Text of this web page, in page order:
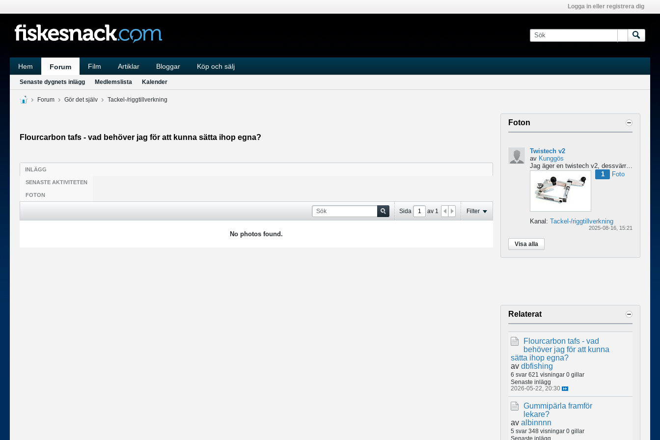
Logga in eller registrera dig
Hem Forum Film Artiklar Bloggar Köp och sälj
Senaste dygnets inlägg Medlemslista Kalender
Forum Gör det själv Tackel-/riggtillverkning
Flourcarbon tafs - vad behöver jag för att kunna sätta ihop egna?
INLÄGG
SENASTE AKTIVITETEN
FOTON
Sida av 1 Filter
No photos found.
Foton
Twistech v2
av Kunggös
Jag äger en twistech v2, dessvärre är det small versionen som bara kan använda 60/100 tråd, 0,6mm?...
1
Foto
Kanal: Tackel-/riggtillverkning
2025-08-16, 15:21
Visa alla
Relaterat
Flourcarbon tafs - vad
behöver jag för att kunna
sätta ihop egna?
av dbfishing
6 svar 621 visningar 0 gillar
Senaste inlägg
2026-05-22, 20:30
Gummipärla framför
lekare?
av albinnnn
5 svar 348 visningar 0 gillar
Senaste inlägg